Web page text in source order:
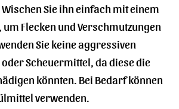
Sie ihn einfach mit einem
um Flecken und Verschmutzungen
Sie keine aggressiven
Scheuermittel, da diese die
könnten. Bei Bedarf können
verwenden.